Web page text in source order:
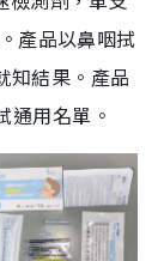
產品以鼻咽拭
知結果。產品
通用名單。